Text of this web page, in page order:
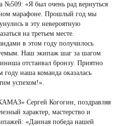
№509: «Я был очень рад вернуться
марафоне. Прошлый год мы
в эту невероятную
на третьем месте.
в этом году получилось
Наш экипаж шаг за шагом
отстаивал бронзу. Приятно
году наша команда оказалась
успехом!».
Сергей Когогин, поздравляя
характер, мастерство и
«Данная победа нашей